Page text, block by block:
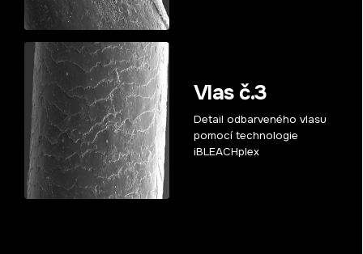
Vlas č.3
Detail odbarveného vlasu
pomocí technologie
iBLEACHplex